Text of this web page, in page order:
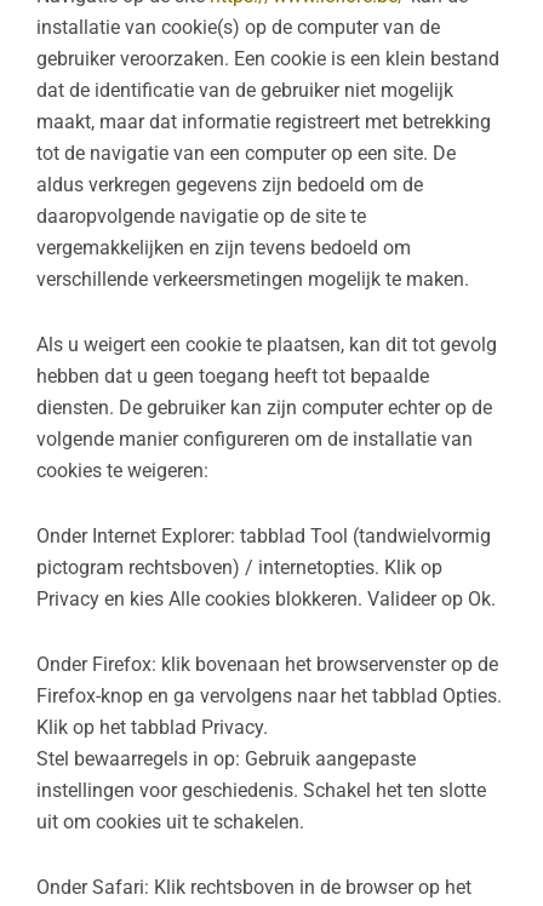
installatie van cookie(s) op de computer van de
gebruiker veroorzaken. Een cookie is een klein bestand
dat de identificatie van de gebruiker niet mogelijk
maakt, maar dat informatie registreert met betrekking
tot de navigatie van een computer op een site. De
aldus verkregen gegevens zijn bedoeld om de
daaropvolgende navigatie op de site te
vergemakkelijken en zijn tevens bedoeld om
verschillende verkeersmetingen mogelijk te maken.
Als u weigert een cookie te plaatsen, kan dit tot gevolg
hebben dat u geen toegang heeft tot bepaalde
diensten. De gebruiker kan zijn computer echter op de
volgende manier configureren om de installatie van
cookies te weigeren:
Onder Internet Explorer: tabblad Tool (tandwielvormig
pictogram rechtsboven) / internetopties. Klik op
Privacy en kies Alle cookies blokkeren. Valideer op Ok.
Onder Firefox: klik bovenaan het browservenster op de
Firefox-knop en ga vervolgens naar het tabblad Opties.
Klik op het tabblad Privacy.
Stel bewaarregels in op: Gebruik aangepaste
instellingen voor geschiedenis. Schakel het ten slotte
uit om cookies uit te schakelen.
Onder Safari: Klik rechtsboven in de browser op het